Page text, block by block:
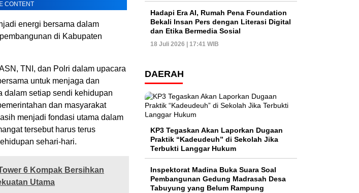
CONTENT
energi bersama dalam
di Kabupaten
TNI, dan Polri dalam upacara
untuk menjaga dan
dalam setiap sendi kehidupan
dan masyarakat
menjadi fondasi utama dalam
tersebut harus terus
sehari-hari.
6 Kompak Bersihkan
Utama
Hadapi Era AI, Rumah Pena Foundation
Bekali Insan Pers dengan Literasi Digital
dan Etika Bermedia Sosial
18 Juli 2026 | 17:41 WIB
DAERAH
KP3 Tegaskan Akan Laporkan Dugaan
Praktik “Kadeudeuh” di Sekolah Jika
Terbukti Langgar Hukum
Inspektorat Madina Buka Suara Soal
Pembangunan Gedung Madrasah Desa
Tabuyung yang Belum Rampung